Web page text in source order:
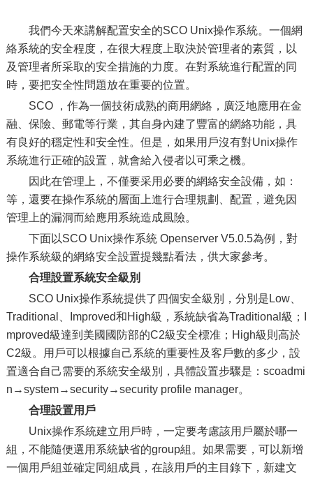
我們今天來講解配置安全的SCO Unix操作系統。一個網
絡系統的安全程度，在很大程度上取決於管理者的素質，以
及管理者所采取的安全措施的力度。在對系統進行配置的同
時，要把安全性問題放在重要的位置。
SCO ，作為一個技術成熟的商用網絡，廣泛地應用在金
融、保險、郵電等行業，其自身內建了豐富的網絡功能，具
有良好的穩定性和安全性。但是，如果用戶沒有對Unix操作
系統進行正確的設置，就會給入侵者以可乘之機。
因此在管理上，不僅要采用必要的網絡安全設備，如：
等，還要在操作系統的層面上進行合理規劃、配置，避免因
管理上的漏洞而給應用系統造成風險。
下面以SCO Unix操作系統 Openserver V5.0.5為例，對
操作系統級的網絡安全設置提幾點看法，供大家參考。
合理設置系統安全級別
SCO Unix操作系統提供了四個安全級別，分別是Low、
Traditional、Improved和High級，系統缺省為Traditional級；I
mproved級達到美國國防部的C2級安全標准；High級則高於
C2級。用戶可以根據自己系統的重要性及客戶數的多少，設
置適合自己需要的系統安全級別，具體設置步驟是：scoadmi
n→system→security→security profile manager。
合理設置用戶
Unix操作系統建立用戶時，一定要考慮該用戶屬於哪一
組，不能隨便選用系統缺省的group組。如果需要，可以新增
一個用戶組並確定同組成員，在該用戶的主目錄下，新建文